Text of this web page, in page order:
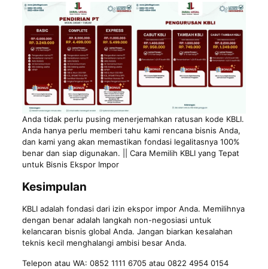
Anda tidak perlu pusing menerjemahkan ratusan kode KBLI.
Anda hanya perlu memberi tahu kami rencana bisnis Anda,
dan kami yang akan memastikan fondasi legalitasnya 100%
benar dan siap digunakan. || Cara Memilih KBLI yang Tepat
untuk Bisnis Ekspor Impor
Kesimpulan
KBLI adalah fondasi dari izin ekspor impor Anda. Memilihnya
dengan benar adalah langkah non-negosiasi untuk
kelancaran bisnis global Anda. Jangan biarkan kesalahan
teknis kecil menghalangi ambisi besar Anda.
Telepon atau WA: 0852 1111 6705 atau 0822 4954 0154